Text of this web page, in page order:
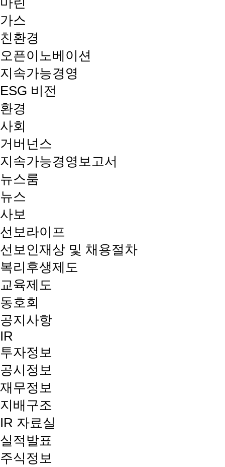
가스
친환경
오픈이노베이션
지속가능경영
ESG 비전
환경
사회
거버넌스
지속가능경영보고서
뉴스룸
뉴스
사보
선보라이프
선보인재상 및 채용절차
복리후생제도
교육제도
동호회
공지사항
IR
투자정보
공시정보
재무정보
지배구조
IR 자료실
실적발표
주식정보